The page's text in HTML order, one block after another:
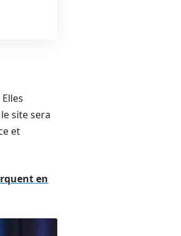
site sera
et
en